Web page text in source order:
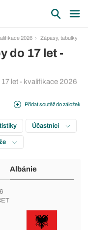
2026 Zápasy, tabulky
do 17 let -
let - kvalifikace 2026
Přidat soutěž do záložek
Účastníci
Albánie